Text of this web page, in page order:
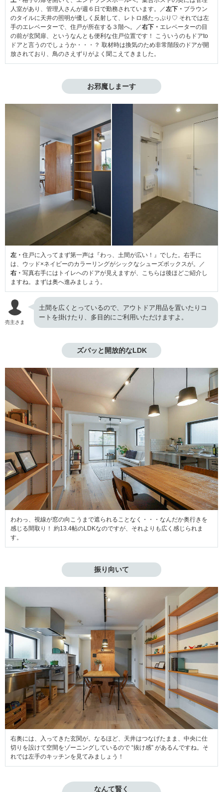
人室があり、管理人さんが週６日で勤務されています。／左下・ ブラウン
のタイルに天井の照明が優しく反射して、レトロ感たっぷり♡ それでは左
手のエレベーターで、住戸が所在する３階へ。／右下・ エレベーターの目
の前が玄関扉、というなんとも便利な住戸位置です！ こういうのもドアto
ドアと言うのでしょうか・・・？ 取材時は換気のため非常階段のドアが開
放されており、鳥のさえずりがよく聞こえてきました。
お邪魔しまーす
左・ 住戸に入ってまず第一声は『わっ、土間が広い！』でした。右手に
は、ウッド×ネイビーのカラーリングがシックなシューズボックスが。／
右・ 写真右手にはトイレへのドアが見えますが、こちらは後ほどご紹介し
ますね。まずは奥へ進みましょう。
売主さま
土間を広くとっているので、アウトドア用品を置いたりコ
ートを掛けたり、多目的にご利用いただけますよ。
ズバッと開放的なLDK
わわっ、視線が窓の向こうまで遮られることなく・・・なんだか奥行きを
感じる間取り！ 約13.4帖のLDKなのですが、それよりも広く感じられま
す。
振り向いて
右奥には、入ってきた玄関が。なるほど、天井はつなげたまま、中央に仕
切りを設けて空間をゾーニングしているので “抜け感” があるんですね。そ
れでは左手のキッチンを見てみましょう！
なんて賢く